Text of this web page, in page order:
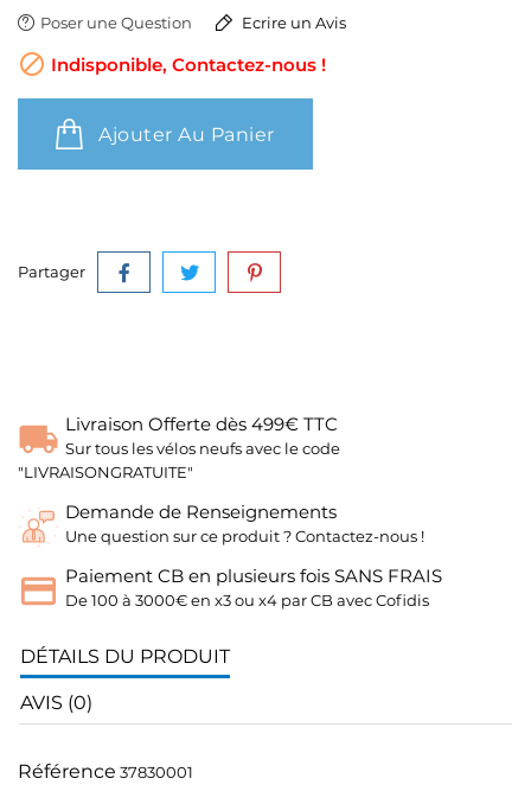
Poser une Question Ecrire un Avis
 Indisponible, Contactez-nous !
Ajouter Au Panier
Partager
Livraison Offerte dès 499€ TTC
Sur tous les vélos neufs avec le code
"LIVRAISONGRATUITE"
Demande de Renseignements
Une question sur ce produit ? Contactez-nous !
Paiement CB en plusieurs fois SANS FRAIS
De 100 à 3000€ en x3 ou x4 par CB avec Cofidis
DÉTAILS DU PRODUIT
AVIS (0)
Référence 37830001